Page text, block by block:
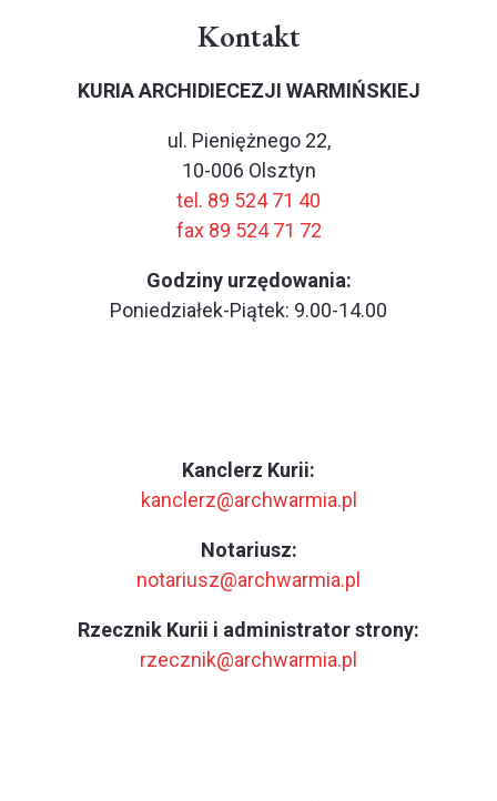
Kontakt
KURIA ARCHIDIECEZJI WARMIŃSKIEJ
ul. Pieniężnego 22,
10-006 Olsztyn
tel. 89 524 71 40
fax 89 524 71 72
Godziny urzędowania:
Poniedziałek-Piątek: 9.00-14.00
Kanclerz Kurii:
kanclerz@archwarmia.pl
Notariusz:
notariusz@archwarmia.pl
Rzecznik Kurii i administrator strony:
rzecznik@archwarmia.pl